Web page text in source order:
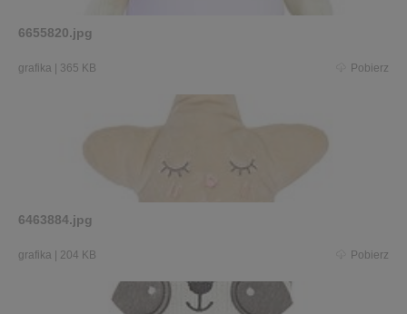
6655820.jpg
grafika 365 KB Pobierz
6463884.jpg
grafika 204 KB Pobierz